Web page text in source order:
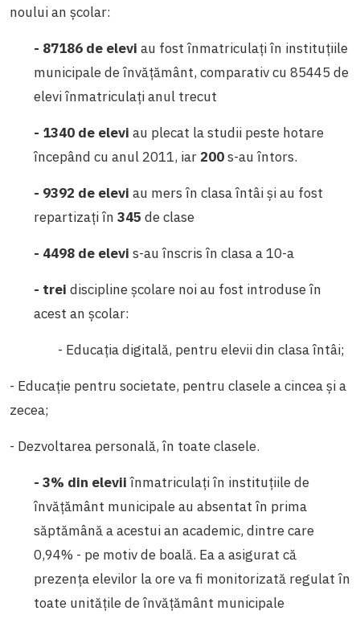
noului an școlar:
- 87186 de elevi au fost înmatriculați în instituțiile
municipale de învățământ, comparativ cu 85445 de
elevi înmatriculați anul trecut
- 1340 de elevi au plecat la studii peste hotare
începând cu anul 2011, iar 200s-au întors.
- 9392 de elevi au mers în clasa întâi și au fost
repartizați în 345 de clase
- 4498 de elevi s-au înscris în clasa a 10-a
- trei discipline școlare noi au fost introduse în
acest an școlar:
- Educația digitală, pentru elevii din clasa întâi;
- Educație pentru societate, pentru clasele a cincea și a
zecea;
- Dezvoltarea personală, în toate clasele.
- 3% din eleviiînmatriculați în instituțiile de
învățământ municipale au absentat în prima
săptămână a acestui an academic, dintre care
0,94% - pe motiv de boală. Ea a asigurat că
prezența elevilor la ore va fi monitorizată regulat în
toate unitățile de învățământ municipale